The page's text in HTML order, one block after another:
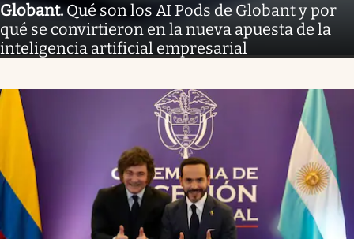
Globant.Qué son los AI Pods de Globant y por
qué se convirtieron en la nueva apuesta de la
inteligencia artificial empresarial